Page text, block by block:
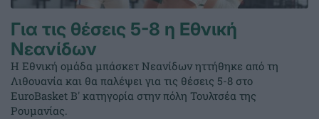
Για τις θέσεις 5-8 η Εθνική
Νεανίδων
Η Εθνική ομάδα μπάσκετ Νεανίδων ηττήθηκε από τη
Λιθουανία και θα παλέψει για τις θέσεις 5-8 στο
EuroBasket Β' κατηγορία στην πόλη Τουλτσέα της
Ρουμανίας.